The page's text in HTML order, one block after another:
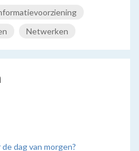
Netwerken
dag van morgen?